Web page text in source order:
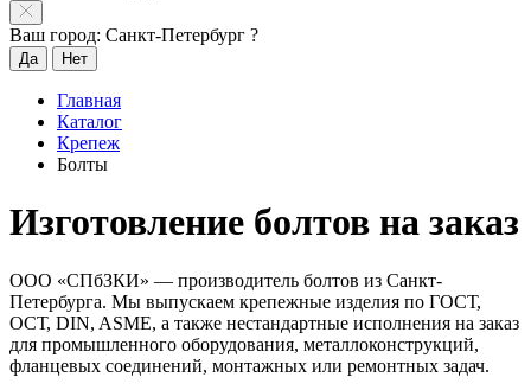
Ваш город: Санкт-Петербург ?
Да Нет
Главная
Каталог
Крепеж
Болты
Изготовление болтов на заказ
ООО «СПбЗКИ» — производитель болтов из Санкт-
Петербурга. Мы выпускаем крепежные изделия по ГОСТ,
ОСТ, DIN, ASME, а также нестандартные исполнения на заказ
для промышленного оборудования, металлоконструкций,
фланцевых соединений, монтажных или ремонтных задач.